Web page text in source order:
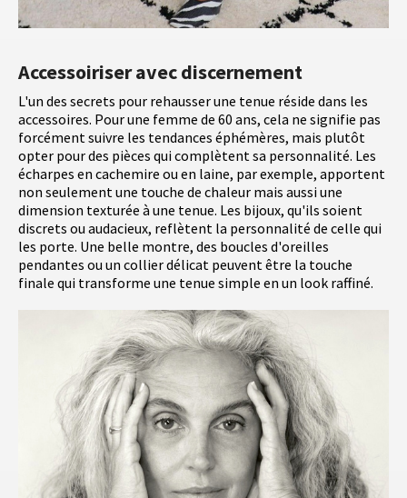
Accessoiriser avec discernement
L'un des secrets pour rehausser une tenue réside dans les
accessoires. Pour une femme de 60 ans, cela ne signifie pas
forcément suivre les tendances éphémères, mais plutôt
opter pour des pièces qui complètent sa personnalité. Les
écharpes en cachemire ou en laine, par exemple, apportent
non seulement une touche de chaleur mais aussi une
dimension texturée à une tenue. Les bijoux, qu'ils soient
discrets ou audacieux, reflètent la personnalité de celle qui
les porte. Une belle montre, des boucles d'oreilles
pendantes ou un collier délicat peuvent être la touche
finale qui transforme une tenue simple en un look raffiné.